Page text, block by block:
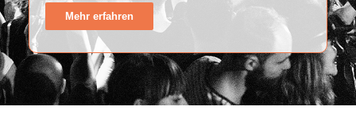
Mehr erfahren